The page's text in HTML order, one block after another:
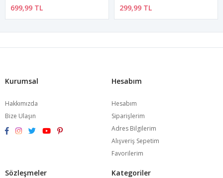
699,99 TL 299,99 TL
Kurumsal
Hakkımızda
Bize Ulaşın
Hesabım
Hesabım
Siparişlerim
Adres Bilgilerim
Alışveriş Sepetim
Favorilerim
Sözleşmeler Kategoriler